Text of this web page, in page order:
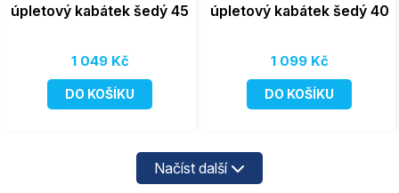
úpletový kabátek šedý 45
1 049 Kč
DO KOŠÍKU
úpletový kabátek šedý 40
1 099 Kč
DO KOŠÍKU
Načíst další